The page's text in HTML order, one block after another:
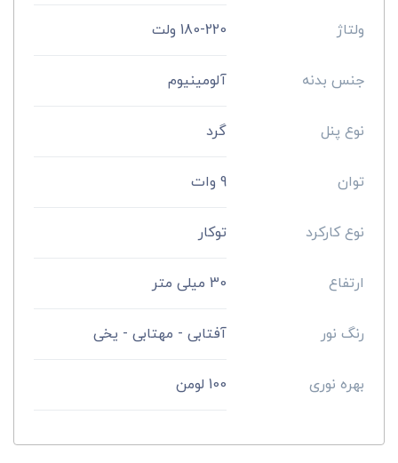
ولتاژ 180-220 ولت
جنس بدنه آلومینیوم
نوع پنل گرد
توان 9 وات
نوع کارکرد توکار
ارتفاع 30 میلی متر
رنگ نور آفتابی - مهتابی - یخی
بهره نوری 100 لومن